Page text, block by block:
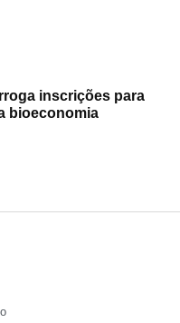
inscrições para
bioeconomia